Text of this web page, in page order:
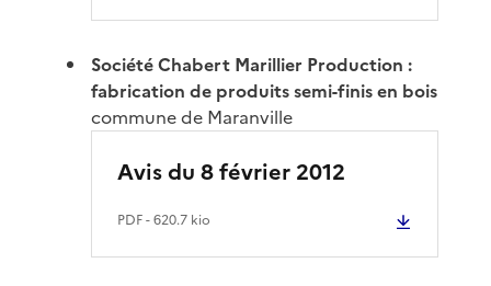
Société Chabert Marillier Production :
fabrication de produits semi-finis en bois
commune de Maranville
Avis du 8 février 2012
PDF- 620.7 kio